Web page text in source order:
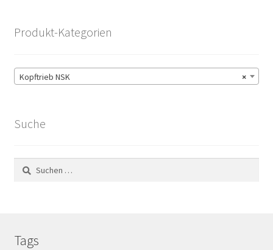
Produkt-Kategorien
×
Kopftrieb NSK
Suche
Suchen
nach:
Tags